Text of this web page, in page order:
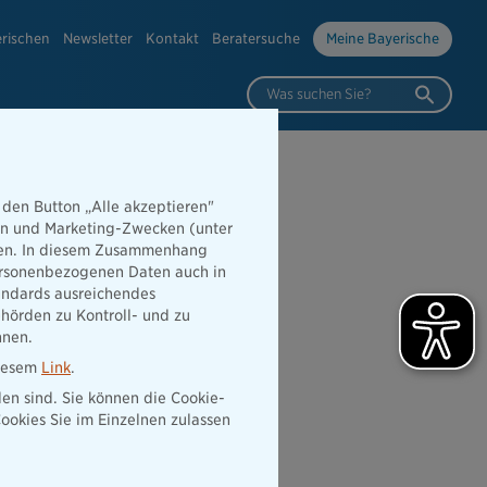
Newsletter Kontakt Beratersuche Meine Bayerische
Was suchen Sie?
Button „Alle akzeptieren"
und Marketing-Zwecken (unter
In diesem Zusammenhang
Daten auch in
ausreichendes
zu Kontroll- und zu
Link.
sind. Sie können die Cookie-
Sie im Einzelnen zulassen